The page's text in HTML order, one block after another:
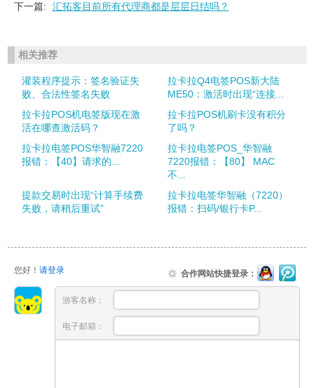
下一篇:
汇拓客目前所有代理商都是层层日结吗？
相关推荐
灌装程序提示：签名验证失
败、合法性签名失败
拉卡拉Q4电签POS新大陆
ME50：激活时出现“连接...
拉卡拉POS机电签版现在激
活在哪查激活码？
拉卡拉POS机刷卡没有积分
了吗？
拉卡拉电签POS华智融7220
报错：【40】请求的...
拉卡拉电签POS_华智融
7220报错：【80】 MAC
不...
提款交易时出现“计算手续费
失败，请稍后重试”
拉卡拉电签华智融（7220）
报错：扫码/银行卡P...
您好！ 请登录 合作网站快捷登录：
游客名称：
电子邮箱：